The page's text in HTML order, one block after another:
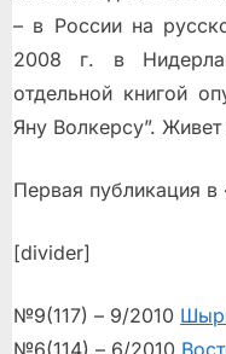
– в России на
2008 г. в
отдельной книгой
Яну Волкерсу”.
Первая публикация
[divider]
№9(117) – 9/2010
№6(114) – 6/2010